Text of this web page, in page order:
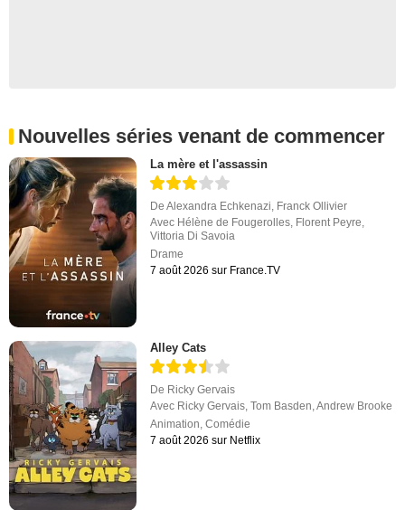
Nouvelles séries venant de commencer
La mère et l'assassin
DeAlexandra Echkenazi Franck Ollivier
Avec Hélène de Fougerolles Florent Peyre
Vittoria Di Savoia
Drame
7 août 2026 sur France.TV
Alley Cats
De Ricky Gervais
Avec Ricky Gervais,Tom Basden,Andrew Brooke
Animation,Comédie
7 août 2026 sur Netflix